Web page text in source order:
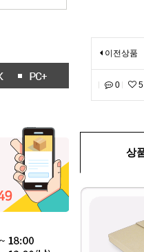
이전상품
0 5
상